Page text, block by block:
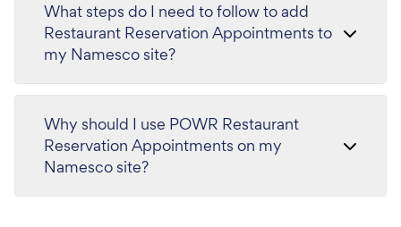
What steps do I need to follow to add
Restaurant Reservation Appointments to
my Namesco site?
Why should I use POWR Restaurant
Reservation Appointments on my
Namesco site?